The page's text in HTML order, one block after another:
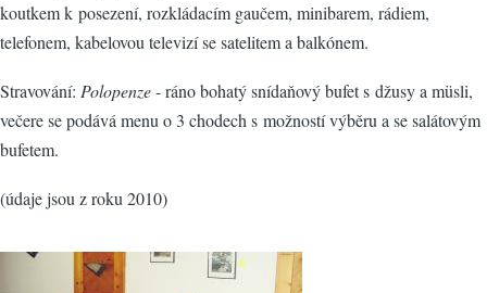
koutkem k posezení, rozkládacím gaučem, minibarem, rádiem,
telefonem, kabelovou televizí se satelitem a balkónem.
Stravování: Polopenze- ráno bohatý snídaňový bufet s džusy a müsli,
večere se podává menu o 3 chodech s možností výběru a se salátovým
bufetem.
(údaje jsou z roku 2010)